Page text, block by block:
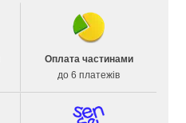
Оплата частинами
до 6 платежів